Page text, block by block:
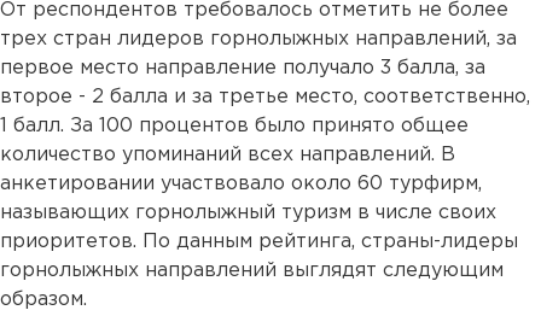
От респондентов требовалось отметить не более
трех стран лидеров горнолыжных направлений, за
первое место направление получало 3 балла, за
второе - 2 балла и за третье место, соответственно,
1 балл. За 100 процентов было принято общее
количество упоминаний всех направлений. В
анкетировании участвовало около 60 турфирм,
называющих горнолыжный туризм в числе своих
приоритетов. По данным рейтинга, страны-лидеры
горнолыжных направлений выглядят следующим
образом.